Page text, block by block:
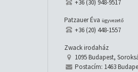
+36 (30) 948-9517
Patzauer Éva ügyvezető
+36 (20) 448-1557
Zwack irodaház
1095 Budapest,
Postacím: 1463